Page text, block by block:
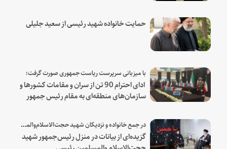
حمایت خانواده شهید رئیسی از سعید جلیلی
با میزبانی سرپرست ریاست جمهوری صورت گرفت؛
ادای احترام 90 تن از سران و مقامات کشورها و
سازمان‌های منطقه‌ای به مقام رئیس جمهور
در جمع خانواده و نزدیکان شهید حجت‌الاسلام‌والمسلمین رئیسی:
گزیده‌ای از بیانات در منزل رئیس‌جمهور شهید